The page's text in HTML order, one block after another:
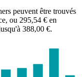
peuvent être trouvés
ou 295,54 € en
388,00 €.